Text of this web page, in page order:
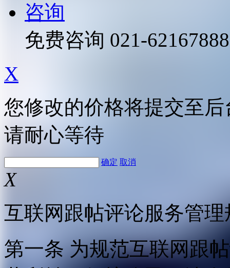
咨询
免费咨询 021-62167888
X
您修改的价格将提交至
请耐心等待
确定 取消
X
互联网跟帖评论服务管理
第一条 为规范互联网跟